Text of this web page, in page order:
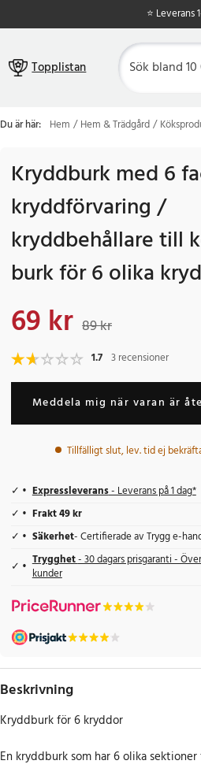
⭐ Leverans
Topplistan
Du är här: Hem Hem & Trädgård
Kryddburk med 6
kryddförvaring /
kryddbehållare till
burk för 6 olika
Nuvarande pris
69 kr 89 kr
1.7 3 recensioner
Meddela mig när varan är
Tillfälligt slut, lev. tid ej
Expressleverans- Leverans på 1 dag*
Frakt 49 kr
Säkerhet- Certifierade av Trygg e-
Trygghet- 30 dagars prisgaranti -
kunder
Beskrivning
Kryddburk för 6 kryddor
En kryddburk som har 6 olika